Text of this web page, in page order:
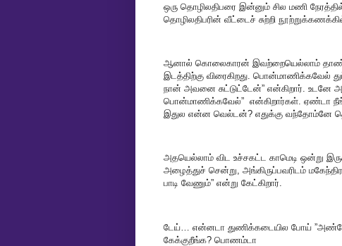
ஒரு தொழிலதிபரை இன்னும் சில மணி
தொழிலதிபரின் வீட்டைச் சுற்றி
ஆனால் கொலைகாரன் இவற்றையெல்லாம்
இடத்திற்கு விரைகிறது. பொன்மாணிக்கவேல்
நான் அவனை சுட்டுட்டேன்” என்கிறார்.
பொன்மாணிக்கவேல்” என்கிறார்கள். ஏண்டா
இதுல என்ன வெல்டன்? எதுக்கு வந்தோம்னே
அதயெல்லாம் விட உச்சகட்ட காமெடி ஒன்று
அழைத்துச் சென்று, அங்கிருப்பவரிடம்
பாடி வேணும்” என்று கேட்கிறார்.
டேய்… என்னடா துணிக்கடையில போய்
கேக்குறீங்க? பொணம்டா